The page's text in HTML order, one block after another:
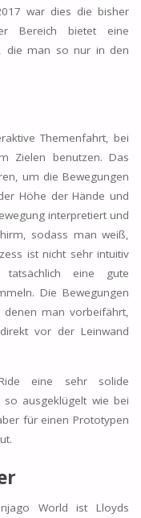
war dies die bisher
Bereich bietet eine
die man so nur in den
Themenfahrt, bei
Zielen benutzen. Das
um die Bewegungen
Höhe der Hände und
interpretiert und
sodass man weiß,
ist nicht sehr intuitiv
eine gute
Die Bewegungen
man vorbeifährt,
vor der Leinwand
eine sehr solide
so ausgeklügelt wie bei
für einen Prototypen
World ist Lloyds